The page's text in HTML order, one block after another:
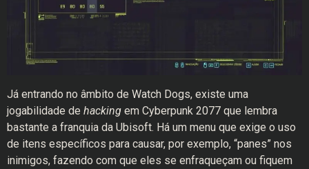
Já entrando no âmbito de Watch Dogs, existe uma
jogabilidade de hacking em Cyberpunk 2077 que lembra
bastante a franquia da Ubisoft. Há um menu que exige o uso
de itens específicos para causar, por exemplo, “panes” nos
inimigos, fazendo com que eles se enfraqueçam ou fiquem